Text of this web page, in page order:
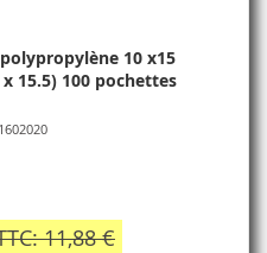
10 x15
x 15.5) 100 pochettes
11,88 €